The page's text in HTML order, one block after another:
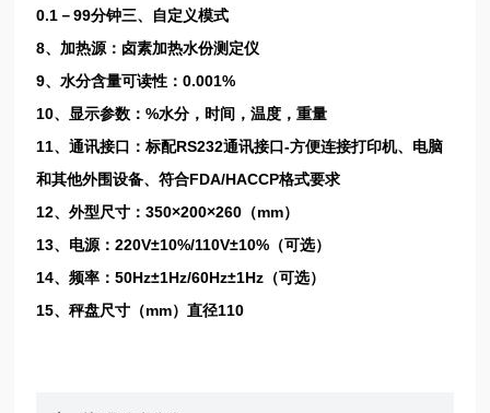
0.1－99分钟三、自定义模式
8、加热源：卤素加热水份测定仪
9、水分含量可读性：0.001%
10、显示参数：%水分，时间，温度，重量
11、通讯接口：标配RS232通讯接口-方便连接打印机、电脑
和其他外围设备、符合FDA/HACCP格式要求
12、外型尺寸：350×200×260（mm）
13、电源：220V±10%/110V±10%（可选）
14、频率：50Hz±1Hz/60Hz±1Hz（可选）
15、秤盘尺寸（mm）直径110